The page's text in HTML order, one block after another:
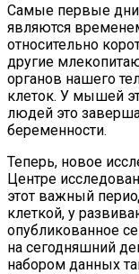
Самые первые дни
являются
относительно
другие
органов нашего
клеток. У мышей
людей это
беременности.
Теперь, новое
Центре
этот важный
клеткой, у
опубликованное
на сегодняшний
набором данных